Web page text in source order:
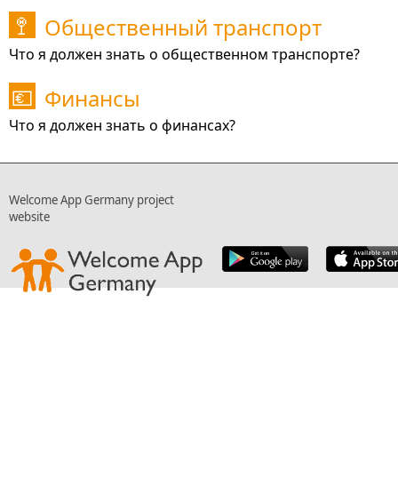
🚏 Общественный транспорт
Что я должен знать о общественном транспорте?
💶 Финансы
Что я должен знать о финансах?
Welcome App Germany project
website